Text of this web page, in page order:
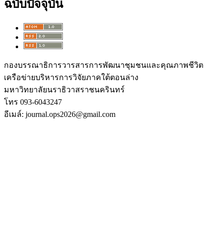
ฉบับปัจจุบัน
กองบรรณาธิการวารสารการพัฒนาชุมชนและคุณภาพชีวิต
เครือข่ายบริหารการวิจัยภาคใต้ตอนล่าง
มหาวิทยาลัยนราธิวาสราชนครินทร์
โทร 093-6043247
อีเมล์: journal.ops2026@gmail.com